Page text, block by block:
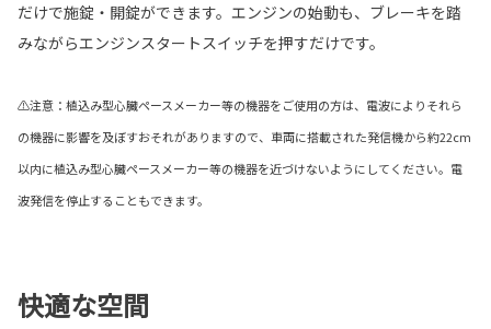
だけで施錠・開錠ができます。エンジンの始動も、ブレーキを踏
みながらエンジンスタートスイッチを押すだけです。
⚠注意：植込み型心臓ペースメーカー等の機器をご使用の方は、電波によりそれら
の機器に影響を及ぼすおそれがありますので、車両に搭載された発信機から約22cm
以内に植込み型心臓ペースメーカー等の機器を近づけないようにしてください。電
波発信を停止することもできます。
快適な空間